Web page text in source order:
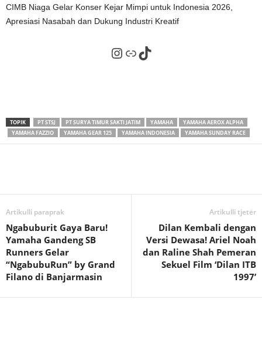
CIMB Niaga Gelar Konser Kejar Mimpi untuk Indonesia 2026,
Apresiasi Nasabah dan Dukung Industri Kreatif
Instagram
Tautan
TikTok
TOPIK PT STSJ PT SURYA TIMUR SAKTI JATIM YAMAHA
YAMAHA AEROX ALPHA
YAMAHA FAZZIO
YAMAHA GEAR 125 YAMAHA INDONESIA YAMAHA SUNDAY RACE
Artikulli paraprak
Ngabuburit Gaya Baru!
Yamaha Gandeng SB
Runners Gelar
“NgabubuRun” by Grand
Filano di Banjarmasin
Artikulli tjetër
Dilan Kembali dengan
Versi Dewasa! Ariel Noah
dan Raline Shah Pemeran
Sekuel Film ‘Dilan ITB
1997’